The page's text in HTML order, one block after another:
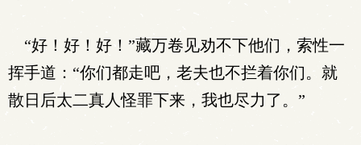
“好！好！好！”藏万卷见劝不下他们，索性一
挥手道：“你们都走吧，老夫也不拦着你们。就
散日后太二真人怪罪下来，我也尽力了。”